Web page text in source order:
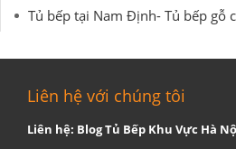
Tủ bếp tại Nam Định- Tủ bếp gỗ
Liên hệ với chúng tôi
Liên hệ: Blog Tủ Bếp Khu Vực Hà